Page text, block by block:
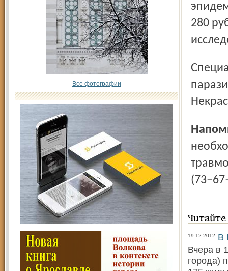
Все фотографии
280
Специалисты предупреждают: больше шансов подцепить
19.12.2012
В
Вчера в
города)